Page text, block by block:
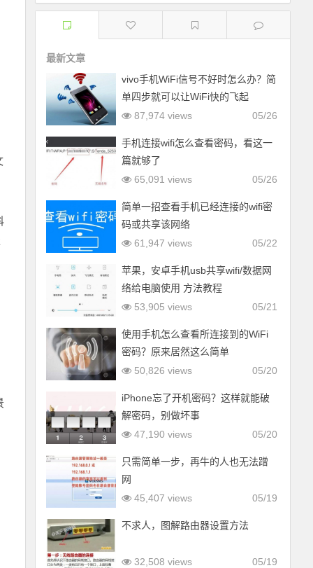
最新文章
vivo手机WiFi信号不好时怎么办？简
单四步就可以让WiFi快的飞起
05/26
87,974 views
手机连接wifi怎么查看密码，看这一
篇就够了
05/26
65,091 views
简单一招查看手机已经连接的wifi密
码或共享该网络
05/22
61,947 views
苹果，安卓手机usb共享wifi/数据网
络给电脑使用 方法教程
05/21
53,905 views
使用手机怎么查看所连接到的WiFi
密码？原来居然这么简单
05/20
50,826 views
iPhone忘了开机密码？这样就能破
解密码，别做坏事
05/20
47,190 views
只需简单一步，再牛的人也无法蹭
网
05/19
45,407 views
不求人，图解路由器设置方法
05/19
32,508 views